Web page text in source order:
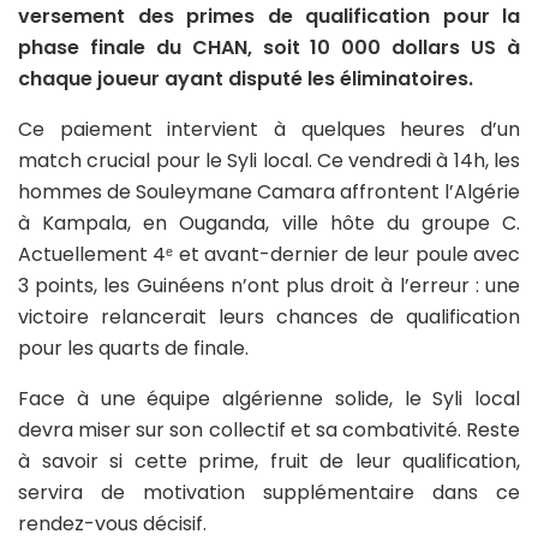
versement des primes de qualification pour la
phase finale du CHAN, soit 10 000 dollars US à
chaque joueur ayant disputé les éliminatoires.
Ce paiement intervient à quelques heures d’un
match crucial pour le Syli local. Ce vendredi à 14h, les
hommes de Souleymane Camara affrontent l’Algérie
à Kampala, en Ouganda, ville hôte du groupe C.
Actuellement 4ᵉ et avant-dernier de leur poule avec
3 points, les Guinéens n’ont plus droit à l’erreur : une
victoire relancerait leurs chances de qualification
pour les quarts de finale.
Face à une équipe algérienne solide, le Syli local
devra miser sur son collectif et sa combativité. Reste
à savoir si cette prime, fruit de leur qualification,
servira de motivation supplémentaire dans ce
rendez-vous décisif.